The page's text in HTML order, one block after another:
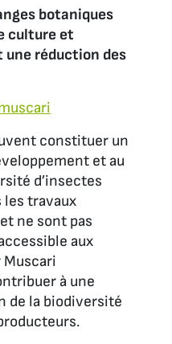
botaniques
culture et
réduction des
constituer un
et au
d’insectes
les travaux
ne sont pas
aux
Muscari
à une
de la biodiversité